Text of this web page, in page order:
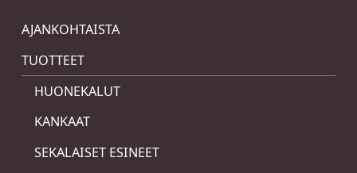
AJANKOHTAISTA
TUOTTEET
HUONEKALUT
KANKAAT
SEKALAISET ESINEET